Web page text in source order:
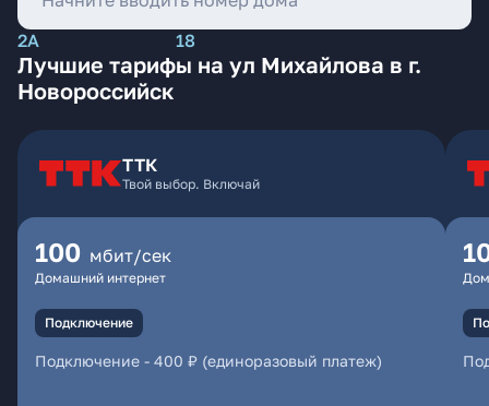
2А 18
Лучшие тарифы на ул Михайлова в г.
Новороссийск
ТТК
Твой выбор. Включай
100 мбит/сек
Домашний интернет
Подключение
Подключение - 400 ₽ (единоразовый платеж)